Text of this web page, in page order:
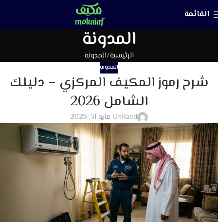
القائمة
المدونة
الرئيسية المدونة
المدونة
شرح رموز المكيف المركزي – دليلك
الشامل 2026
RaedOn مايو 31, 2026